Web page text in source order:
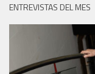
ENTREVISTAS DEL MES